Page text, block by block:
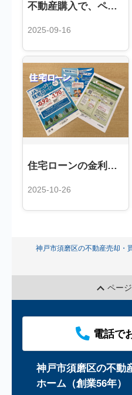
不動産購入で、ペアローン。メリットとデメリットを考える。
2025-09-16
住宅ローンの金利上昇と借入上限額への影響
2025-10-26
神戸市須磨区の不動産売却・
ペー
電話で
神戸市須磨区の不動
ホーム（創業56年）